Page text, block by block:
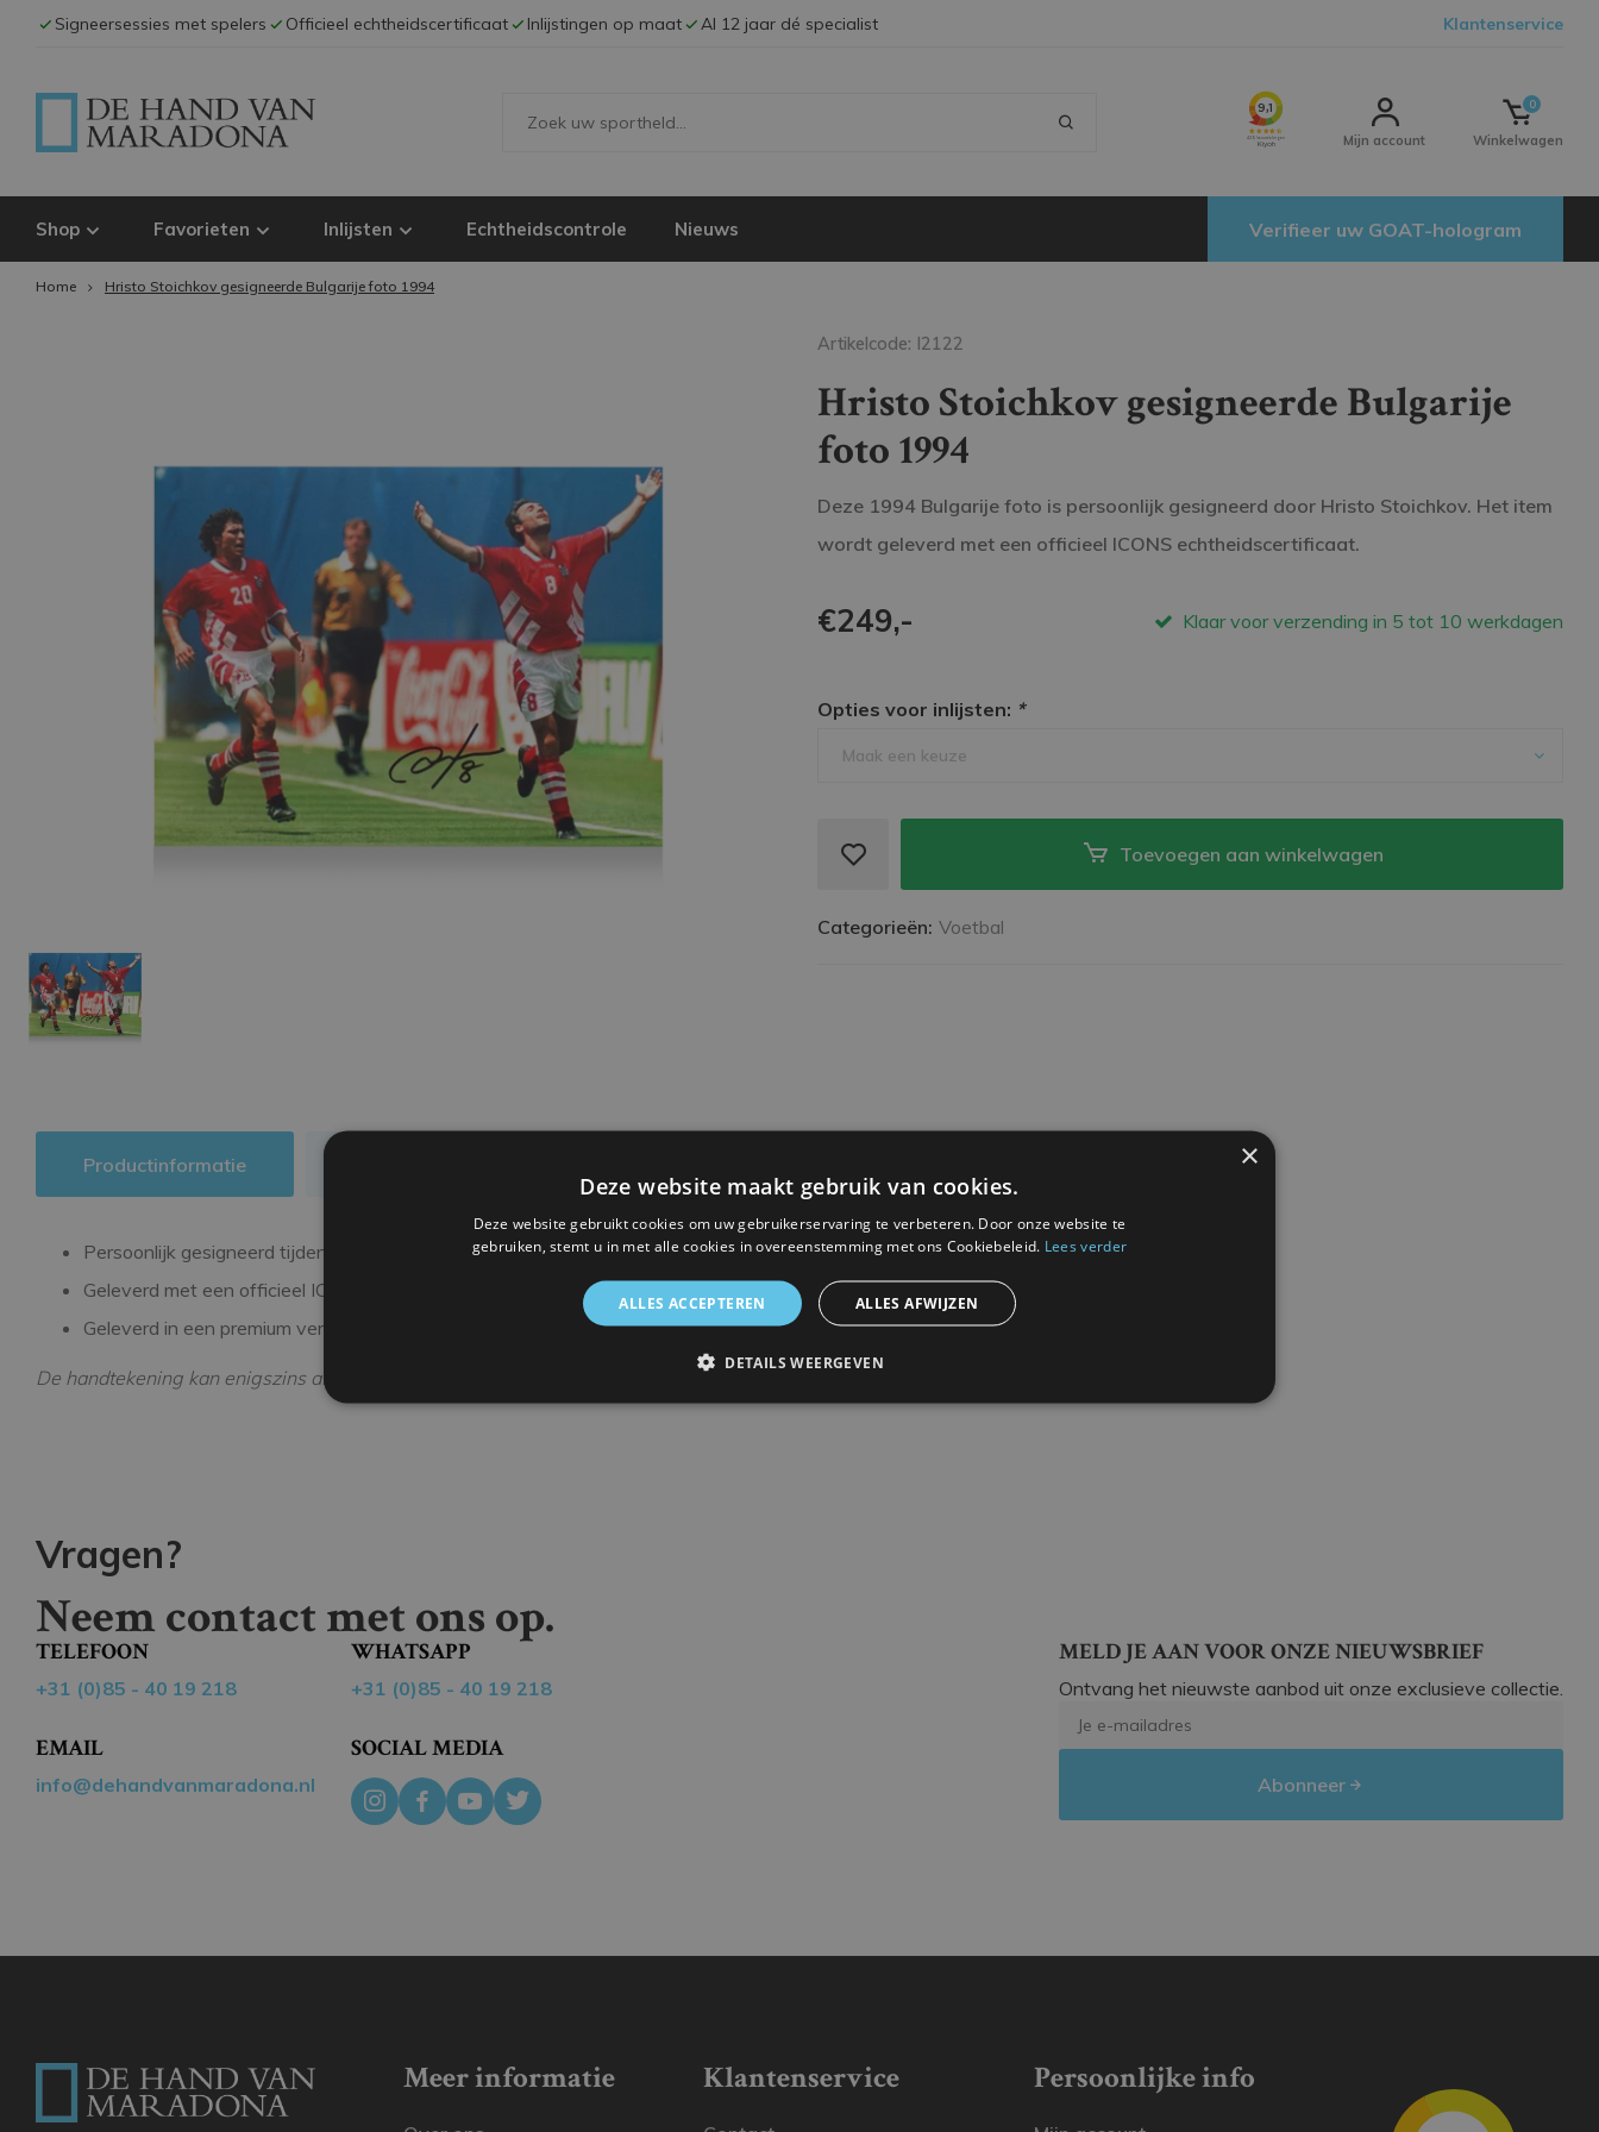
Signeersessies met spelers Officieel echtheidscertificaat Inlijstingen op maat Al 12 jaar dé specialist Klantenservice
Mijn account
0
Winkelwagen
Shop Favorieten Inlijsten Echtheidscontrole Nieuws Verifieer uw GOAT-hologram
Home Hristo Stoichkov gesigneerde Bulgarije foto 1994
Artikelcode: I2122
Hristo Stoichkov gesigneerde Bulgarije
foto 1994
Deze 1994 Bulgarije foto is persoonlijk gesigneerd door Hristo Stoichkov. Het item
wordt geleverd met een officieel ICONS echtheidscertificaat.
€249,- Klaar voor verzending in 5 tot 10 werkdagen
Opties voor inlijsten: *
Maak een keuze
Toevoegen aan winkelwagen
Categorieën: Voetbal
Productinformatie
Persoonlijk gesigneerd tijdens een exclusieve signeersessie
Geleverd met een officieel ICONS echtheidscertificaat
Geleverd in een premium verpakking
De handtekening kan enigszins afwijken van de getoonde afbeelding.
Vragen?
Neem contact met ons op.
TELEFOON
+31 (0)85 - 40 19 218
WHATSAPP
+31 (0)85 - 40 19 218
EMAIL
info@dehandvanmaradona.nl
SOCIAL MEDIA
MELD JE AAN VOOR ONZE NIEUWSBRIEF
Ontvang het nieuwste aanbod uit onze exclusieve collectie.
Abonneer
Meer informatie Klantenservice Persoonlijke info
×
Deze website maakt gebruik van cookies.
Deze website gebruikt cookies om uw gebruikerservaring te verbeteren. Door onze website te
gebruiken, stemt u in met alle cookies in overeenstemming met ons Cookiebeleid. Lees verder
ALLES ACCEPTEREN ALLES AFWIJZEN
DETAILS WEERGEVEN